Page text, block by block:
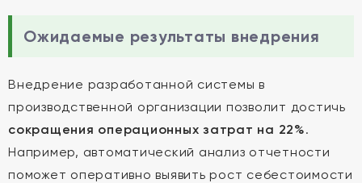
Ожидаемые результаты внедрения
Внедрение разработанной системы в
производственной организации позволит достичь
сокращения операционных затрат на 22%.
Например, автоматический анализ отчетности
поможет оперативно выявить рост себестоимости